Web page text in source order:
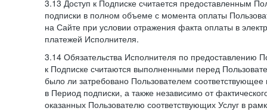
3.13 Доступ к Подписке считается предоставленным
подписки в полном объеме с момента оплаты
на Сайте при условии отражения факта оплаты в
платежей Исполнителя.
3.14 Обязательства Исполнителя по предоставлению
к Подписке считаются выполненными перед
было ли затребовано Пользователем
в Период подписки, а также независимо от
оказанных Пользователю соответствующих Услуг в